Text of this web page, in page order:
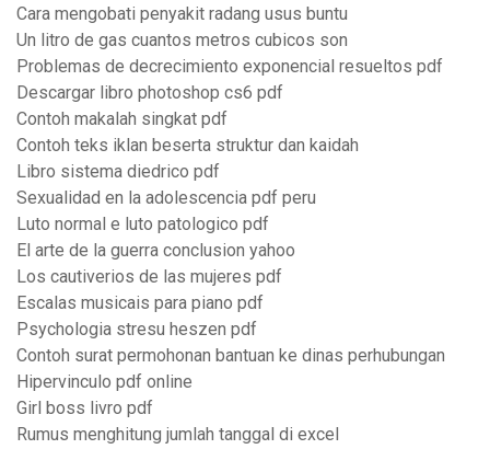
Cara mengobati penyakit radang usus buntu
Un litro de gas cuantos metros cubicos son
Problemas de decrecimiento exponencial resueltos pdf
Descargar libro photoshop cs6 pdf
Contoh makalah singkat pdf
Contoh teks iklan beserta struktur dan kaidah
Libro sistema diedrico pdf
Sexualidad en la adolescencia pdf peru
Luto normal e luto patologico pdf
El arte de la guerra conclusion yahoo
Los cautiverios de las mujeres pdf
Escalas musicais para piano pdf
Psychologia stresu heszen pdf
Contoh surat permohonan bantuan ke dinas perhubungan
Hipervinculo pdf online
Girl boss livro pdf
Rumus menghitung jumlah tanggal di excel